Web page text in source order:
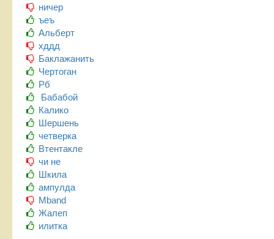
ничер
ъеъ
Альберт
хддд
Баклажанить
Чертоган
Рб
Бабабой
Калико
Шершень
четверка
Втентакле
чи не
Шкила
ампулда
Mband
Жалеп
илитка